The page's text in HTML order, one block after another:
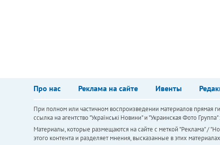
Про нас Реклама на сайте Ивенты
При полном или частичном воспроизведении материалов прямая
ссылка на агентство "Українськi Новини" и "Украинская Фото
Материалы, которые размещаются на сайте с меткой "Реклама" /
этого контента и разделяет мнения, высказанные в этих